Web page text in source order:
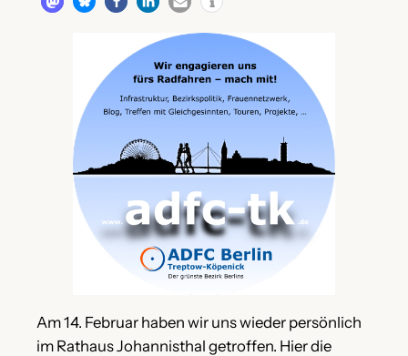
Am 14. Februar haben wir uns wieder persönlich
im Rathaus Johannisthal getroffen. Hier die